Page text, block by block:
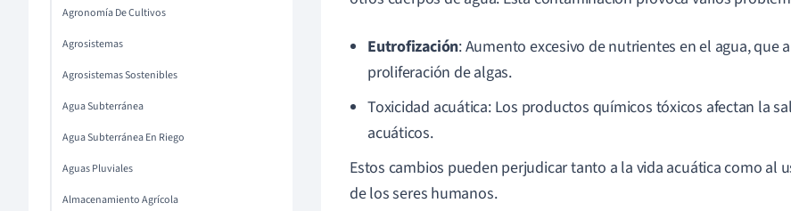
Agronomía De Cultivos
Agrosistemas
Agrosistemas Sostenibles
Agua Subterránea
Agua Subterránea En Riego
Aguas Pluviales
Almacenamiento Agrícola
Eutrofización: Aumento excesivo de nutrientes en el agua, que
proliferación de algas.
Toxicidad acuática: Los productos químicos tóxicos afectan la
acuáticos.
Estos cambios pueden perjudicar tanto a la vida acuática como al
de los seres humanos.